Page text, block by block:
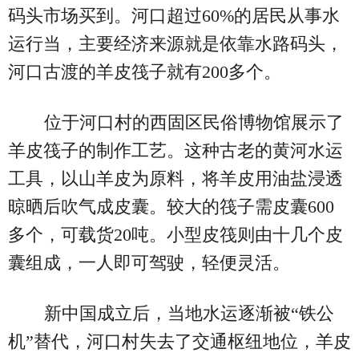
码头市场买到。河口超过60%的居民从事水
运行当，主要经济来源就是依靠水路码头，
河口古渡的羊皮筏子就有200多个。
位于河口村的西固区民俗博物馆展示了
羊皮筏子的制作工艺。这种古老的黄河水运
工具，以山羊皮为原料，将羊皮用油盐浸透
晾晒后吹气成皮囊。较大的筏子需皮囊600
多个，可载货20吨。小型皮筏则由十几个皮
囊组成，一人即可驾驶，轻便灵活。
新中国成立后，当地水运逐渐被“铁公
机”替代，河口村失去了交通枢纽地位，羊皮